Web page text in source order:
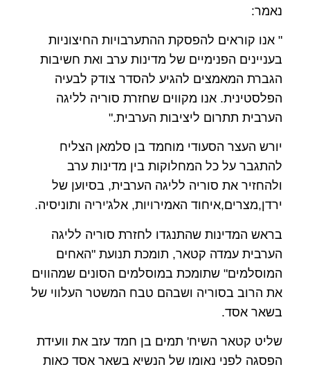
נאמר:
" אנו קוראים להפסקת ההתערבויות החיצוניות
בעניינים הפנימיים של מדינות ערב ואת חשיבות
הגברת המאמצים להגיע להסדר צודק לבעיה
הפלסטינית. אנו מקווים שחזרת סוריה לליגה
הערבית תתרום ליציבות הערבית."
יורש העצר הסעודי מוחמד בן סלמאן הצליח
להתגבר על כל המחלוקות בין מדינות ערב
ולהחזיר את סוריה לליגה הערבית, בסיוען של
ירדן,מצרים,איחוד האמירויות, אלג'יריה ותוניסיה.
בראש המדינות שהתנגדו לחזרת סוריה לליגה
הערבית עמדה קטאר, תומכת תנועת "האחים
המוסלמים" שתומכת במוסלמים הסונים שמהווים
את הרוב בסוריה ושבהם טבח המשטר העלווי של
בשאר אסד.
שליט קטאר השיח' תמים בן חמד עזב את וועידת
הפסגה לפני נאומו של הנשיא בשאר אסד כאות